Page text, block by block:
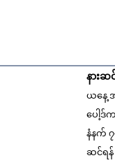
နားဆ
ယနေ့
ပေါ့ဒ်
နံနက် ၇
ဆင်ရန်